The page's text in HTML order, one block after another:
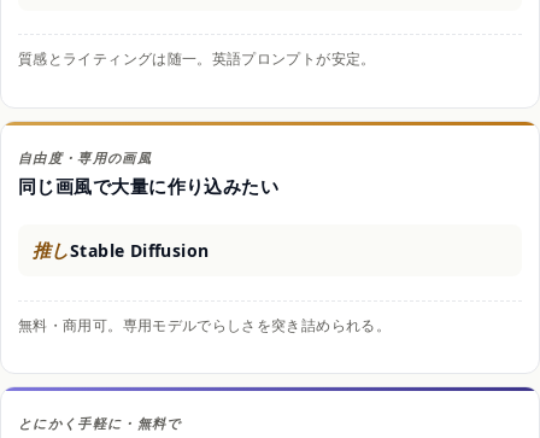
質感とライティングは随一。英語プロンプトが安定。
自由度・専用の画風
同じ画風で大量に作り込みたい
推しStable Diffusion
無料・商用可。専用モデルでらしさを突き詰められる。
とにかく手軽に・無料で